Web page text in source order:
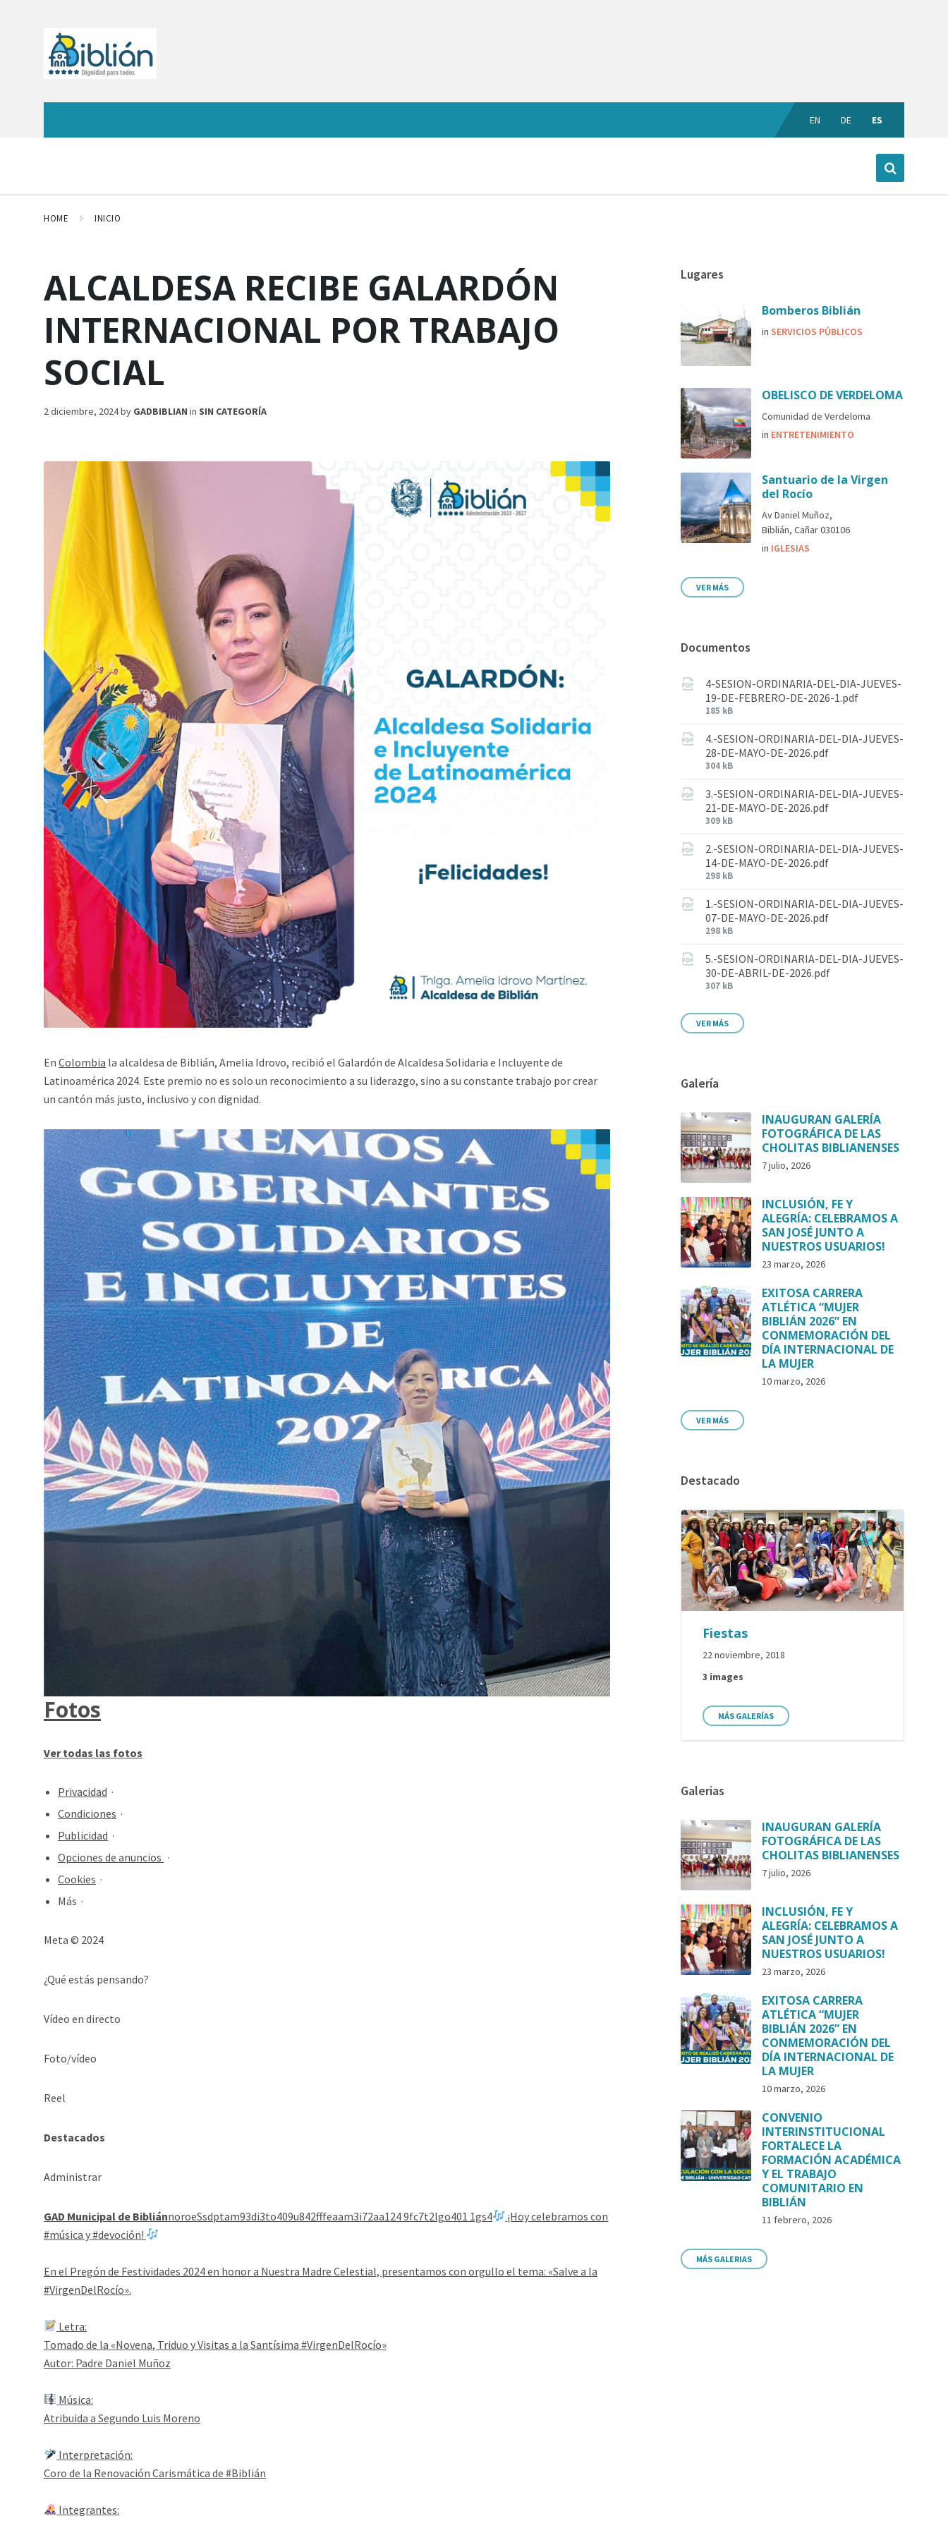
EN DE ES
HOME INICIO
ALCALDESA RECIBE GALARDÓN
INTERNACIONAL POR TRABAJO
SOCIAL
2 diciembre, 2024by GADBIBLIAN in SIN CATEGORÍA
En Colombia la alcaldesa de Biblián, Amelia Idrovo, recibió el Galardón de Alcaldesa Solidaria e Incluyente de
Latinoamérica 2024. Este premio no es solo un reconocimiento a su liderazgo, sino a su constante trabajo por crear
un cantón más justo, inclusivo y con dignidad.
Fotos
Ver todas las fotos
Privacidad ·
Condiciones ·
Publicidad ·
Opciones de anuncios ·
Cookies ·
Más ·
Meta © 2024
¿Qué estás pensando?
Vídeo en directo
Foto/vídeo
Reel
Destacados
Administrar
GAD Municipal de BibliánnoroeSsdptam93di3to409u842fffeaam3i72aa124 9fc7t2lgo401 1gs4
¡Hoy celebramos con
#música y #devoción!
En el Pregón de Festividades 2024 en honor a Nuestra Madre Celestial, presentamos con orgullo el tema: «Salve a la
#VirgenDelRocío».
Letra:
Tomado de la «Novena, Triduo y Visitas a la Santísima #VirgenDelRocío»
Autor: Padre Daniel Muñoz
Música:
Atribuida a Segundo Luis Moreno
Interpretación:
Coro de la Renovación Carismática de #Biblián
Integrantes:
Lugares
Bomberos Biblián
inSERVICIOS PÚBLICOS
OBELISCO DE VERDELOMA
Comunidad de Verdeloma
in ENTRETENIMIENTO
Santuario de la Virgen
del Rocío
Av Daniel Muñoz,
Biblián, Cañar 030106
in IGLESIAS
VER MÁS
Documentos
4-SESION-ORDINARIA-DEL-DIA-JUEVES-
19-DE-FEBRERO-DE-2026-1.pdf
185 kB
4.-SESION-ORDINARIA-DEL-DIA-JUEVES-
28-DE-MAYO-DE-2026.pdf
304 kB
3.-SESION-ORDINARIA-DEL-DIA-JUEVES-
21-DE-MAYO-DE-2026.pdf
309 kB
2.-SESION-ORDINARIA-DEL-DIA-JUEVES-
14-DE-MAYO-DE-2026.pdf
298 kB
1.-SESION-ORDINARIA-DEL-DIA-JUEVES-
07-DE-MAYO-DE-2026.pdf
298 kB
5.-SESION-ORDINARIA-DEL-DIA-JUEVES-
30-DE-ABRIL-DE-2026.pdf
307 kB
VER MÁS
Galería
INAUGURAN GALERÍA
FOTOGRÁFICA DE LAS
CHOLITAS BIBLIANENSES
7 julio, 2026
INCLUSIÓN, FE Y
ALEGRÍA: CELEBRAMOS A
SAN JOSÉ JUNTO A
NUESTROS USUARIOS!
23 marzo, 2026
EXITOSA CARRERA
ATLÉTICA “MUJER
BIBLIÁN 2026” EN
CONMEMORACIÓN DEL
DÍA INTERNACIONAL DE
LA MUJER
10 marzo, 2026
VER MÁS
Destacado
Fiestas
22 noviembre, 2018
3 images
MÁS GALERÍAS
Galerias
INAUGURAN GALERÍA
FOTOGRÁFICA DE LAS
CHOLITAS BIBLIANENSES
7 julio, 2026
INCLUSIÓN, FE Y
ALEGRÍA: CELEBRAMOS A
SAN JOSÉ JUNTO A
NUESTROS USUARIOS!
23 marzo, 2026
EXITOSA CARRERA
ATLÉTICA “MUJER
BIBLIÁN 2026” EN
CONMEMORACIÓN DEL
DÍA INTERNACIONAL DE
LA MUJER
10 marzo, 2026
CONVENIO
INTERINSTITUCIONAL
FORTALECE LA
FORMACIÓN ACADÉMICA
Y EL TRABAJO
COMUNITARIO EN
BIBLIÁN
11 febrero, 2026
MÁS GALERIAS